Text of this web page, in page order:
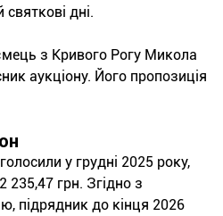
святкові дні.
з Кривого Рогу Микола
аукціону. Його пропозиція
у грудні 2025 року,
235,47 грн. Згідно з
підрядник до кінця 2026